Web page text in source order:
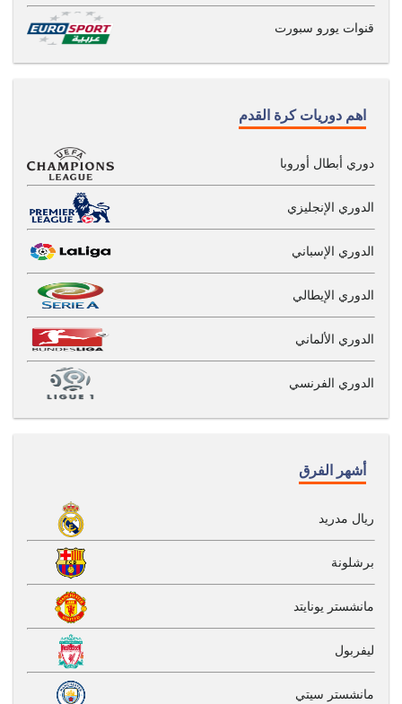
قنوات يورو سبورت
اهم دوريات كرة القدم
دوري أبطال أوروبا
الدوري الإنجليزي
الدوري الإسباني
الدوري الإيطالي
الدوري الألماني
الدوري الفرنسي
أشهر الفرق
ريال مدريد
برشلونة
مانشستر يونايتد
ليفربول
مانشستر سيتي